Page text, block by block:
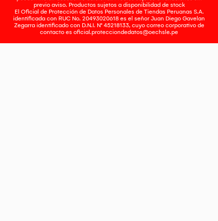
previo aviso. Productos sujetos a disponibilidad de stock
El Oficial de Protección de Datos Personales de Tiendas Peruanas S.A.
identificada con RUC No. 20493020618 es el señor Juan Diego Gavelan
Zegarra identificado con D.N.I. N° 45218133, cuyo correo corporativo de
contacto es oficial.protecciondedatos@oechsle.pe